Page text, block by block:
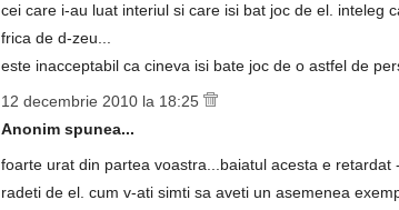
cei care i-au luat interiul si care isi bat joc de el. inteleg
frica de d-zeu...
este inacceptabil ca cineva isi bate joc de o astfel de
12 decembrie 2010 la 18:25
Anonim spunea...
foarte urat din partea voastra...baiatul acesta e
radeti de el. cum v-ati simti sa aveti un asemenea